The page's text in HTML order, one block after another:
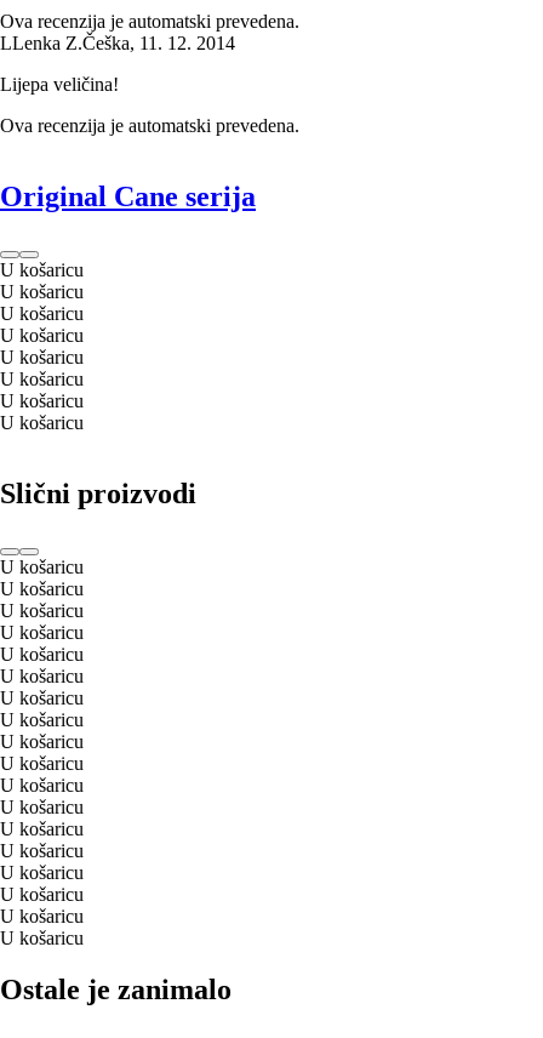
Ova recenzija je automatski prevedena.
LLenka Z.Češka, 11. 12. 2014
Lijepa veličina!
Ova recenzija je automatski prevedena.
Original Cane serija
U košaricu
U košaricu
U košaricu
U košaricu
U košaricu
U košaricu
U košaricu
U košaricu
Slični proizvodi
U košaricu
U košaricu
U košaricu
U košaricu
U košaricu
U košaricu
U košaricu
U košaricu
U košaricu
U košaricu
U košaricu
U košaricu
U košaricu
U košaricu
U košaricu
U košaricu
U košaricu
U košaricu
Ostale je zanimalo